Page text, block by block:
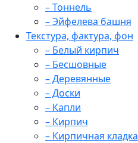
– Тоннель
– Эйфелева башня
Текстура, фактура, фон
– Белый кирпич
– Бесшовные
– Деревянные
– Доски
– Капли
– Кирпич
– Кирпичная кладка